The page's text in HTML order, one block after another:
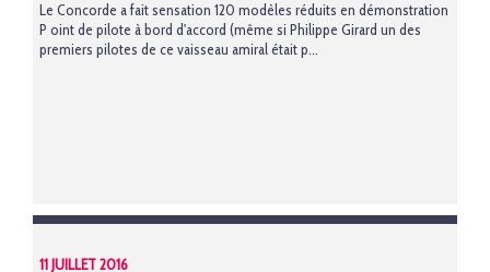
Le Concorde a fait sensation 120 modèles réduits en démonstration
P oint de pilote à bord d'accord (même si Philippe Girard un des
premiers pilotes de ce vaisseau amiral était p...
11 JUILLET 2016